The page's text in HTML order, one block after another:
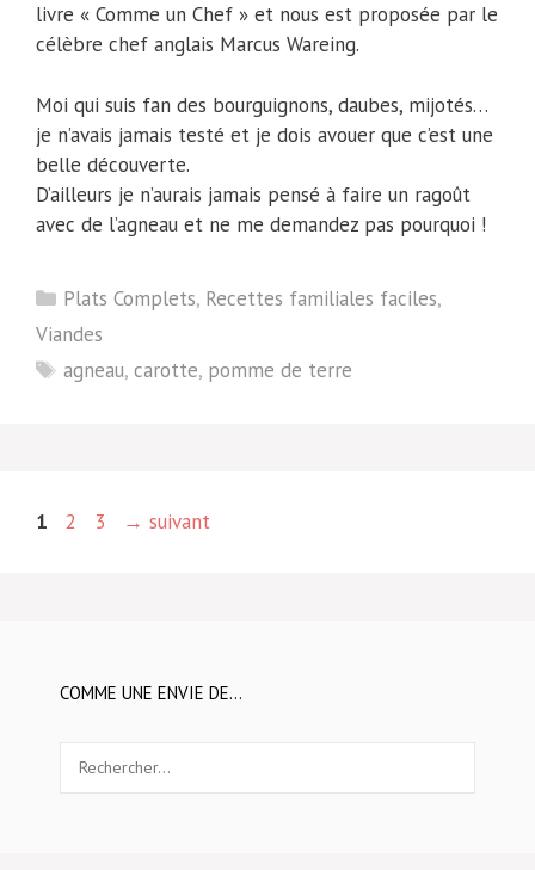
livre « Comme un Chef » et nous est proposée par le
célèbre chef anglais Marcus Wareing.
Moi qui suis fan des bourguignons, daubes, mijotés…
je n’avais jamais testé et je dois avouer que c’est une
belle découverte.
D’ailleurs je n’aurais jamais pensé à faire un ragoût
avec de l’agneau et ne me demandez pas pourquoi !
Catégories
Plats Complets, Recettes familiales faciles,
Viandes
Étiquettes
agneau,carotte, pomme de terre
Page
1 Page
2 Page
3 → suivant
COMME UNE ENVIE DE…